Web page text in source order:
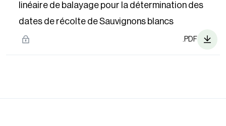
linéaire de balayage pour la détermination des
dates de récolte de Sauvignons blancs
.PDF